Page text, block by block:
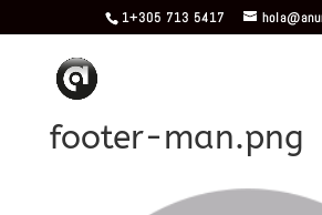
1+305 713 5417
footer-man.png